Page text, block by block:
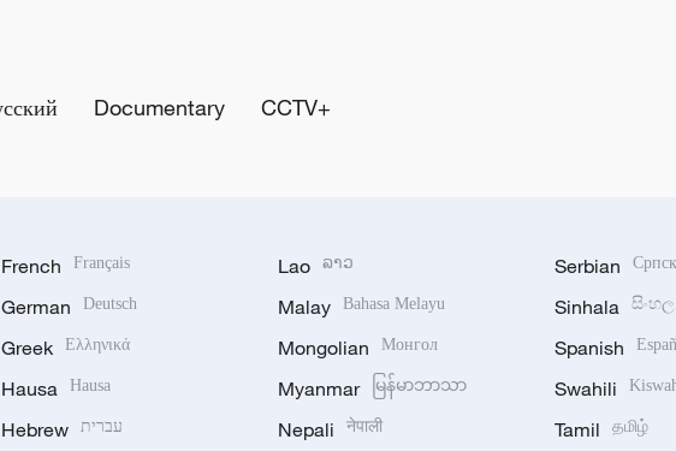
Documentary CCTV+
French Français
German Deutsch
Greek Ελληνικά
Hausa Hausa
Hebrew עברית
Lao ລາວ
Malay Bahasa Melayu
Mongolian Монгол
Myanmar မြန်မာဘာသာ
Nepali नेपाली
Serbian
Sinhala සිංහල
Spanish
Swahili
Tamil தமிழ்